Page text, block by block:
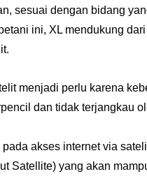
sesuai dengan bidang
ini, XL mendukung
menjadi perlu karena
dan tidak terjangkau
akses internet via
Satellite) yang akan